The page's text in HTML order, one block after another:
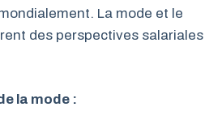
La mode et le
des perspectives salariales
la mode :